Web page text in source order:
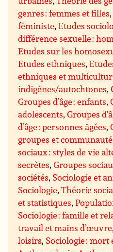
genres : femmes et filles
féministe,Etudes
différence sexuelle :
Etudes sur les
Etudes ethniques,
ethniques et
indigènes/autochtones,
Groupes d’âge : enfants,
adolescents,Groupes
d’âge : personnes âgées,
groupes et
sociaux : styles de vie
secrètes,Groupes
sociétés, Sociologie et
Sociologie,Théorie
et statistiques,
Sociologie : famille et
travail et mains d’œuvre,
loisirs, Sociologie : mort